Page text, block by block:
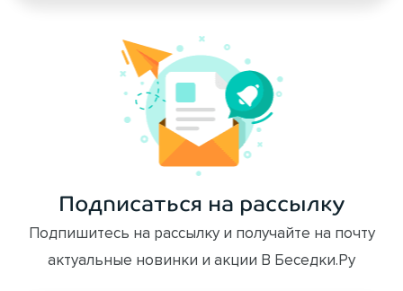
Подписаться на рассылку
Подпишитесь на рассылку и получайте на почту
актуальные новинки и акции В Беседки.Ру